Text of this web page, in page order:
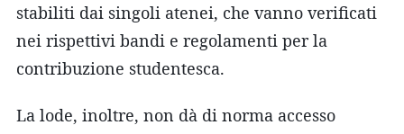
stabiliti dai singoli atenei, che vanno verificati
nei rispettivi bandi e regolamenti per la
contribuzione studentesca.
La lode, inoltre, non dà di norma accesso